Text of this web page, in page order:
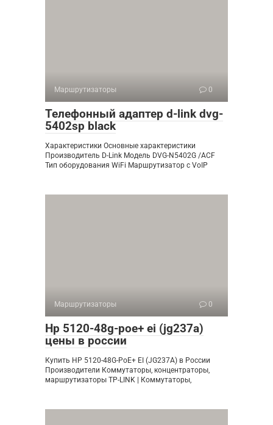
Маршрутизаторы 0
Телефонный адаптер d-link dvg-
5402sp black
Характеристики Основные характеристики
Производитель D-Link Модель DVG-N5402G /ACF
Тип оборудования WiFi Маршрутизатор с VoIP
Маршрутизаторы 0
Hp 5120-48g-poe+ ei (jg237a)
цены в россии
Купить HP 5120-48G-PoE+ EI (JG237A) в России
Производители Коммутаторы, концентраторы,
маршрутизаторы TP-LINK | Коммутаторы,